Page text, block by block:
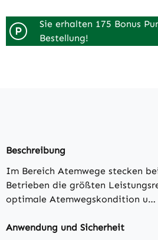
P
Sie erhalten 175 Bonus
Bestellung!
Beschreibung
Im Bereich Atemwege stecken
Betrieben die größten
optimale Atemwegskondition u…
Anwendung und Sicherheit